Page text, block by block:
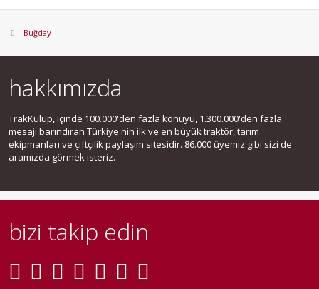
Buğday
hakkımızda
TrakKulüp, içinde 100.000'den fazla konuyu, 1.300.000'den fazla
mesajı barındıran Türkiye'nin ilk ve en büyük traktör, tarım
ekipmanları ve çiftçilik paylaşım sitesidir. 86.000 üyemiz gibi sizi de
aramızda görmek isteriz.
bizi takip edin